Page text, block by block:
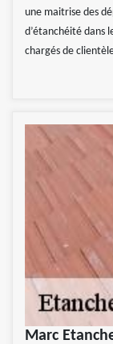
une maitrise des
d’étanchéité dans
chargés de
Marc